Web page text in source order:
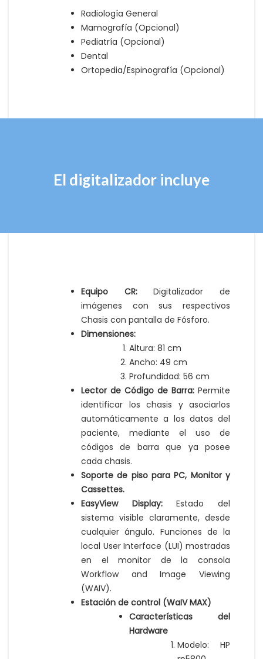
Radiología General
Mamografía (Opcional)
Pediatría (Opcional)
Dental
Ortopedia/Espinografía (Opcional)
El digitalizador incluye
Equipo CR:Digitalizador de
imágenes con sus respectivos
Chasis con pantalla de Fósforo.
Dimensiones:
Altura: 81 cm
Ancho: 49 cm
Profundidad: 56 cm
Lector de Código de Barra: Permite
identificar los chasis y asociarlos
automáticamente a los datos del
paciente, mediante el uso de
códigos de barra que ya posee
cada chasis.
Soporte de piso para PC, Monitor y
Cassettes.
EasyView Display:Estado del
sistema visible claramente, desde
cualquier ángulo. Funciones de la
local User Interface (LUI) mostradas
en el monitor de la consola
Workflow and Image Viewing
(WAIV).
Estación de control (WaIV MAX)
Características del
Hardware
Modelo: HP